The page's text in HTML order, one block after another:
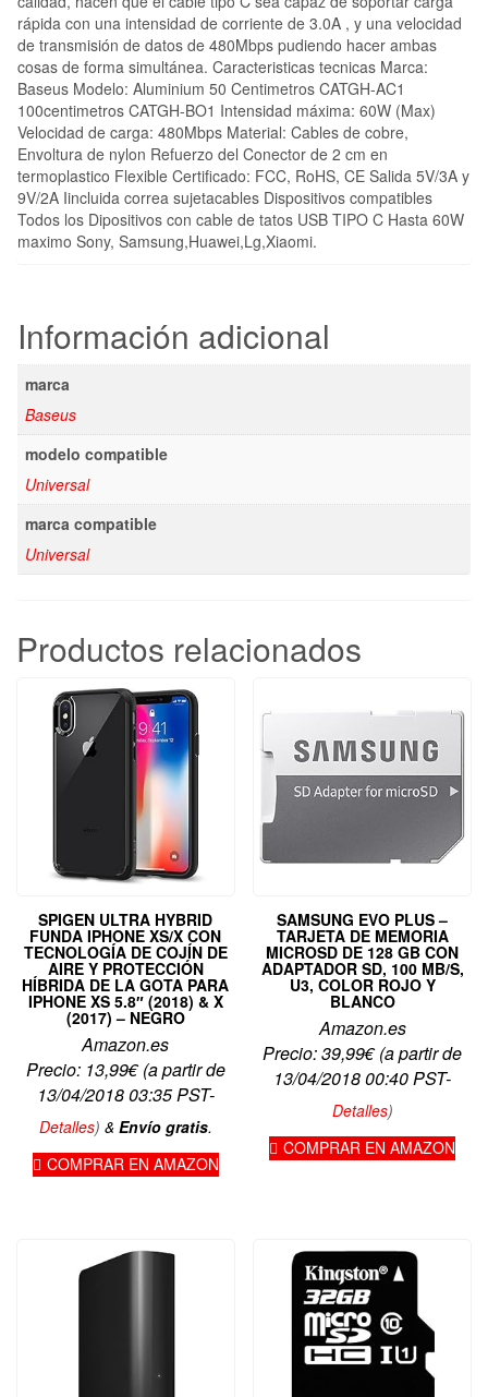
rápida con una intensidad de corriente de 3.0A , y una velocidad
de transmisión de datos de 480Mbps pudiendo hacer ambas
cosas de forma simultánea. Caracteristicas tecnicas Marca:
Baseus Modelo: Aluminium 50 Centimetros CATGH-AC1
100centimetros CATGH-BO1 Intensidad máxima: 60W (Max)
Velocidad de carga: 480Mbps Material: Cables de cobre,
Envoltura de nylon Refuerzo del Conector de 2 cm en
termoplastico Flexible Certificado: FCC, RoHS, CE Salida 5V/3A y
9V/2A Iincluida correa sujetacables Dispositivos compatibles
Todos los Dipositivos con cable de tatos USB TIPO C Hasta 60W
maximo Sony, Samsung,Huawei,Lg,Xiaomi.
Información adicional
marca
Baseus
modelo compatible
Universal
marca compatible
Universal
Productos relacionados
SPIGEN ULTRA HYBRID
FUNDA IPHONE XS/X CON
TECNOLOGÍA DE COJÍN DE
AIRE Y PROTECCIÓN
HÍBRIDA DE LA GOTA PARA
IPHONE XS 5.8″ (2018) & X
(2017) – NEGRO
Amazon.es
Precio: 13,99€(a partir de
13/04/2018 03:35 PST-
Detalles) & Envío gratis.
COMPRAR EN AMAZON
SAMSUNG EVO PLUS –
TARJETA DE MEMORIA
MICROSD DE 128 GB CON
ADAPTADOR SD, 100 MB/S,
U3, COLOR ROJO Y
BLANCO
Amazon.es
Precio:39,99€(a partir de
13/04/2018 00:40 PST-
Detalles)
COMPRAR EN AMAZON